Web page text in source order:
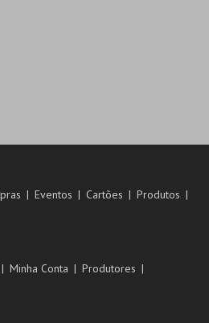
Eventos Cartões
Produtos
Minha Conta
Produtores